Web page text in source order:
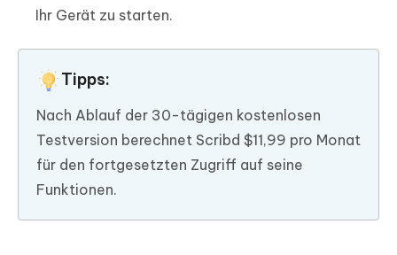
Ihr Gerät zu starten.
Tipps:
Nach Ablauf der 30-tägigen kostenlosen
Testversion berechnet Scribd $11,99 pro Monat
für den fortgesetzten Zugriff auf seine
Funktionen.